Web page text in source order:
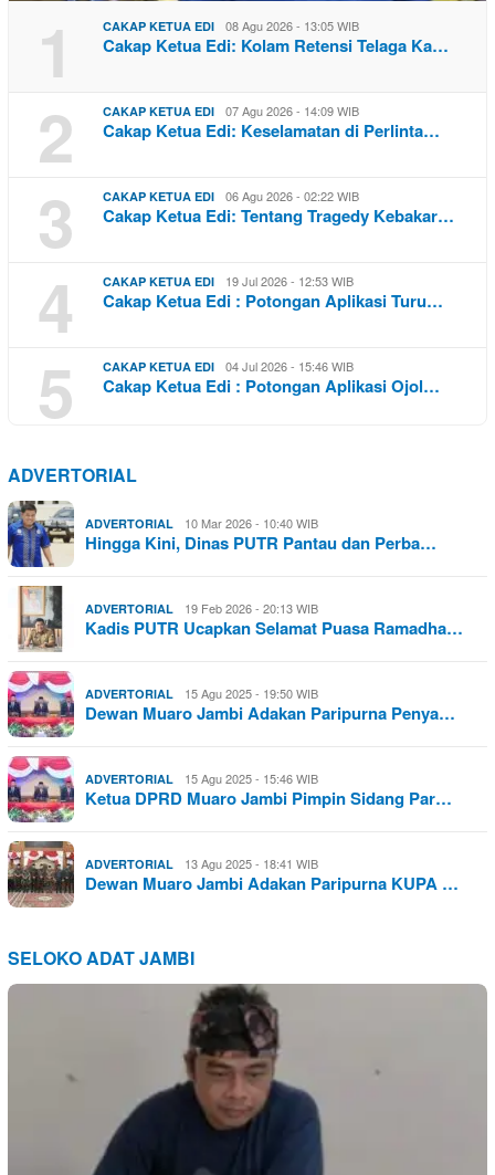
1 CAKAP KETUA EDI 08 Agu 2026 - 13:05 WIB
Cakap Ketua Edi: Kolam Retensi Telaga Ka…
2 CAKAP KETUA EDI 07 Agu 2026 - 14:09 WIB
Cakap Ketua Edi: Keselamatan di Perlinta…
3 CAKAP KETUA EDI 06 Agu 2026 - 02:22 WIB
Cakap Ketua Edi: Tentang Tragedy Kebakar…
4 CAKAP KETUA EDI 19 Jul 2026 - 12:53 WIB
Cakap Ketua Edi : Potongan Aplikasi Turu…
5 CAKAP KETUA EDI 04 Jul 2026 - 15:46 WIB
Cakap Ketua Edi : Potongan Aplikasi Ojol…
ADVERTORIAL
ADVERTORIAL 10 Mar 2026 - 10:40 WIB
Hingga Kini, Dinas PUTR Pantau dan Perba…
ADVERTORIAL 19 Feb 2026 - 20:13 WIB
Kadis PUTR Ucapkan Selamat Puasa Ramadha…
ADVERTORIAL 15 Agu 2025 - 19:50 WIB
Dewan Muaro Jambi Adakan Paripurna Penya…
ADVERTORIAL 15 Agu 2025 - 15:46 WIB
Ketua DPRD Muaro Jambi Pimpin Sidang Par…
ADVERTORIAL 13 Agu 2025 - 18:41 WIB
Dewan Muaro Jambi Adakan Paripurna KUPA …
SELOKO ADAT JAMBI